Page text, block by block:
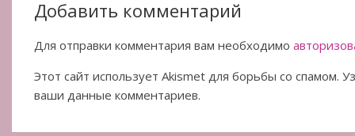
Добавить комментарий
Для отправки комментария вам необходимо
Этот сайт использует Akismet для борьбы со спамом.
ваши данные комментариев.